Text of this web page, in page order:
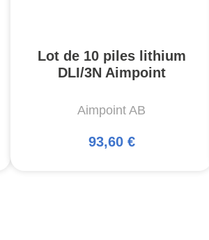
Lot de 10 piles lithium
DLI/3N Aimpoint
Aimpoint AB
93,60 €